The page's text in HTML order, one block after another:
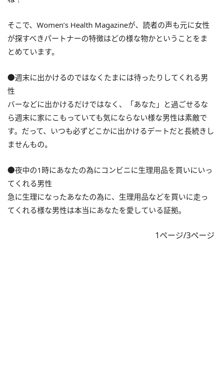
そこで、Women’s Health Magazineが、読者の声も元に女性
が探すべきパートナーの特徴はどの様な物かということをま
とめています。
●週末に出かけるのではなくたまには待ったりしてくれる男
性
バーなどに出かけるだけではなく、「あなた」と過ごせるな
ら週末に家にこもっていても気にならない様な男性は素敵で
す。だって、いつも必ずどこかに出かけるデートだと長続きし
ませんもの。
●夜中の1時にあなたの為にコンビニに生理用品を買いにいっ
てくれる男性
急に生理になったあなたの為に、生理用品などを買いに走っ
てくれる様な男性は本当にあなたを愛している証拠。
1ページ/3ページ